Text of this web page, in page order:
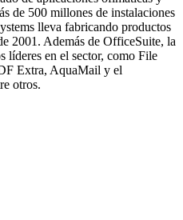
de 500 millones de instalaciones
lleva fabricando productos
2001. Además de OfficeSuite, la
líderes en el sector, como File
Extra, AquaMail y el
otros.